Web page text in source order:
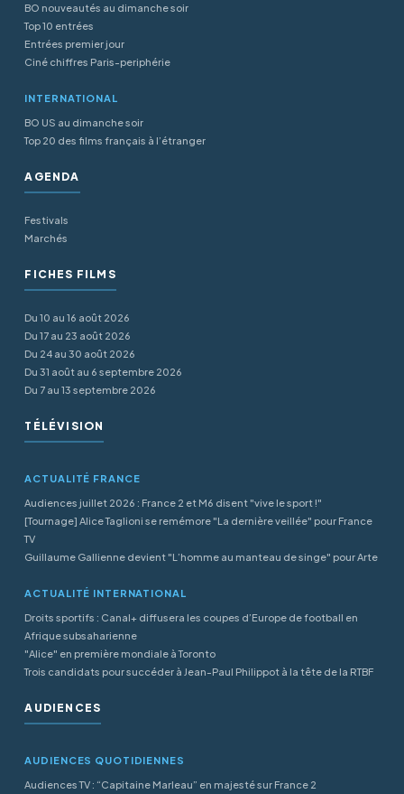
BO nouveautés au dimanche soir
Top 10 entrées
Entrées premier jour
Ciné chiffres Paris-periphérie
INTERNATIONAL
BO US au dimanche soir
Top 20 des films français à l’étranger
AGENDA
Festivals
Marchés
FICHES FILMS
Du 10 au 16 août 2026
Du 17 au 23 août 2026
Du 24 au 30 août 2026
Du 31 août au 6 septembre 2026
Du 7 au 13 septembre 2026
TÉLÉVISION
ACTUALITÉ FRANCE
Audiences juillet 2026 : France 2 et M6 disent "vive le sport !"
[Tournage] Alice Taglioni se remémore "La dernière veillée" pour France
TV
Guillaume Gallienne devient "L’homme au manteau de singe" pour Arte
ACTUALITÉ INTERNATIONAL
Droits sportifs : Canal+ diffusera les coupes d’Europe de football en
Afrique subsaharienne
"Alice" en première mondiale à Toronto
Trois candidats pour succéder à Jean-Paul Philippot à la tête de la RTBF
AUDIENCES
AUDIENCES QUOTIDIENNES
Audiences TV : “Capitaine Marleau” en majesté sur France 2